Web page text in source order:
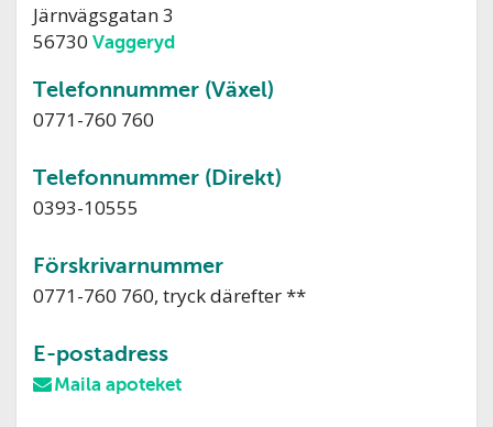
Järnvägsgatan 3
56730Vaggeryd
Telefonnummer (Växel)
0771-760 760
Telefonnummer (Direkt)
0393-10555
Förskrivarnummer
0771-760 760, tryck därefter **
E-postadress
Maila apoteket